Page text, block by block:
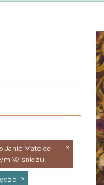
Janie Matejce
Wiśniczu